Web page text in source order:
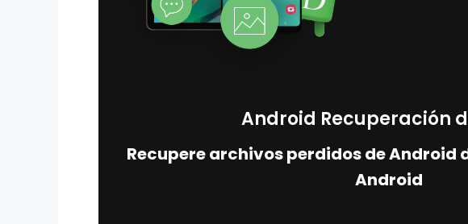
Android Recuperación
Recupere archivos perdidos de Android
Android